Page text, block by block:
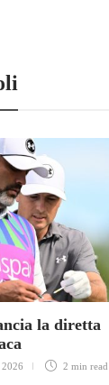
la diretta
2026 2 min read